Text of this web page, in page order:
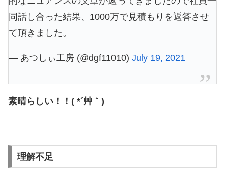
同話し合った結果、1000万で見積もりを返答させ
て頂きました。
— あつしぃ工房 (@dgf11010) July 19, 2021
素晴らしい！！( *´艸｀)
理解不足